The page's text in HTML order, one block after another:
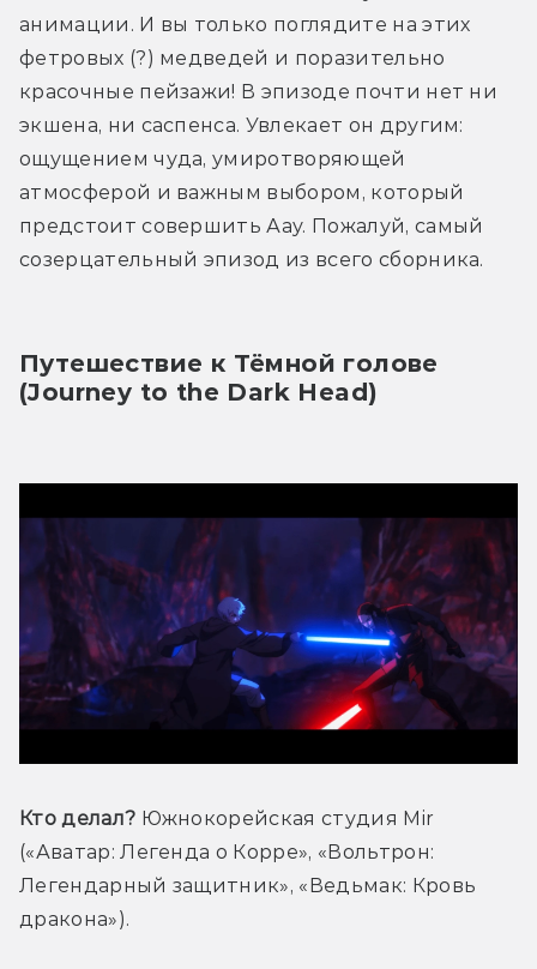
анимации. И вы только поглядите на этих
фетровых (?) медведей и поразительно
красочные пейзажи! В эпизоде почти нет ни
экшена, ни саспенса. Увлекает он другим:
ощущением чуда, умиротворяющей
атмосферой и важным выбором, который
предстоит совершить Аау. Пожалуй, самый
созерцательный эпизод из всего сборника.
Путешествие к Тёмной голове
(Journey to the Dark Head)
Кто делал? Южнокорейская студия Mir
(«Аватар: Легенда о Корре», «Вольтрон:
Легендарный защитник», «Ведьмак: Кровь
дракона»).